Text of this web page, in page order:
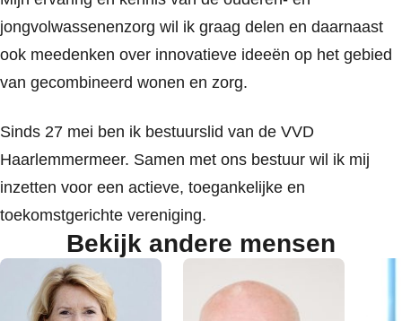
jongvolwassenenzorg wil ik graag delen en daarnaast
ook meedenken over innovatieve ideeën op het gebied
van gecombineerd wonen en zorg.
Sinds 27 mei ben ik bestuurslid van de VVD
Haarlemmermeer. Samen met ons bestuur wil ik mij
inzetten voor een actieve, toegankelijke en
toekomstgerichte vereniging.
Bekijk andere mensen